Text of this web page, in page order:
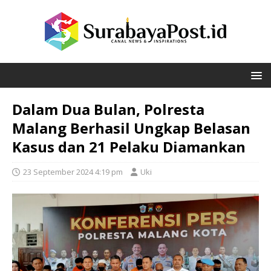
Dalam Dua Bulan, Polresta
Malang Berhasil Ungkap Belasan
Kasus dan 21 Pelaku Diamankan
23 September 2024 4:19 pm Uki